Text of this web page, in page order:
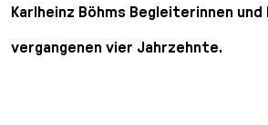
Karlheinz Böhms Begleiterinnen
vergangenen vier Jahrzehnte.